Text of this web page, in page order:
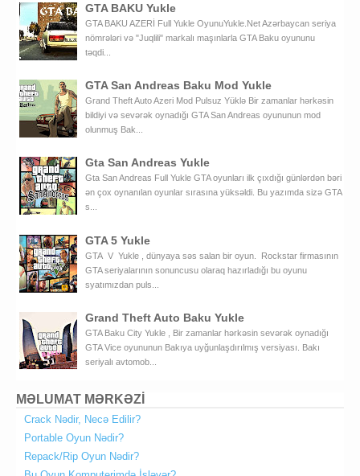
GTA BAKU Yukle
GTA BAKU AZERİ Full Yukle OyunuYukle.Net Azərbaycan seriya
nömrələri və "Juqlili" markalı maşınlarla GTA Baku oyununu
təqdi...
GTA San Andreas Baku Mod Yukle
Grand Theft Auto Azeri Mod Pulsuz Yüklə Bir zamanlar hərkəsin
bildiyi və sevərək oynadığı GTA San Andreas oyununun mod
olunmuş Bak...
Gta San Andreas Yukle
Gta San Andreas Full Yukle GTA oyunları ilk çıxdığı günlərdən bəri
ən çox oynanılan oyunlar sırasına yüksəldi. Bu yazımda sizə GTA
s...
GTA 5 Yukle
GTA V Yukle , dünyaya səs salan bir oyun. Rockstar firmasının
GTA seriyalarının sonuncusu olaraq hazırladığı bu oyunu
syatımızdan puls...
Grand Theft Auto Baku Yukle
GTA Baku City Yukle , Bir zamanlar hərkəsin sevərək oynadığı
GTA Vice oyununun Bakıya uyğunlaşdırılmış versiyası. Bakı
seriyalı avtomob...
MƏLUMAT MƏRKƏZİ
Crack Nədir, Necə Edilir?
Portable Oyun Nədir?
Repack/Rip Oyun Nədir?